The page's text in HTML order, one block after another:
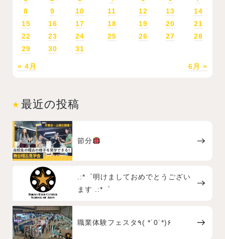
« 4月 6月 »
8
9 10 11 12 13
14
15
16 17 18 19 20
21
22
23 24 25 26 27
28
29
30 31
最近の投稿
節分
.:*゜明けましておめでとうござい
ます .:*゜
職業体験フェスタ٩( *˙0˙*)۶